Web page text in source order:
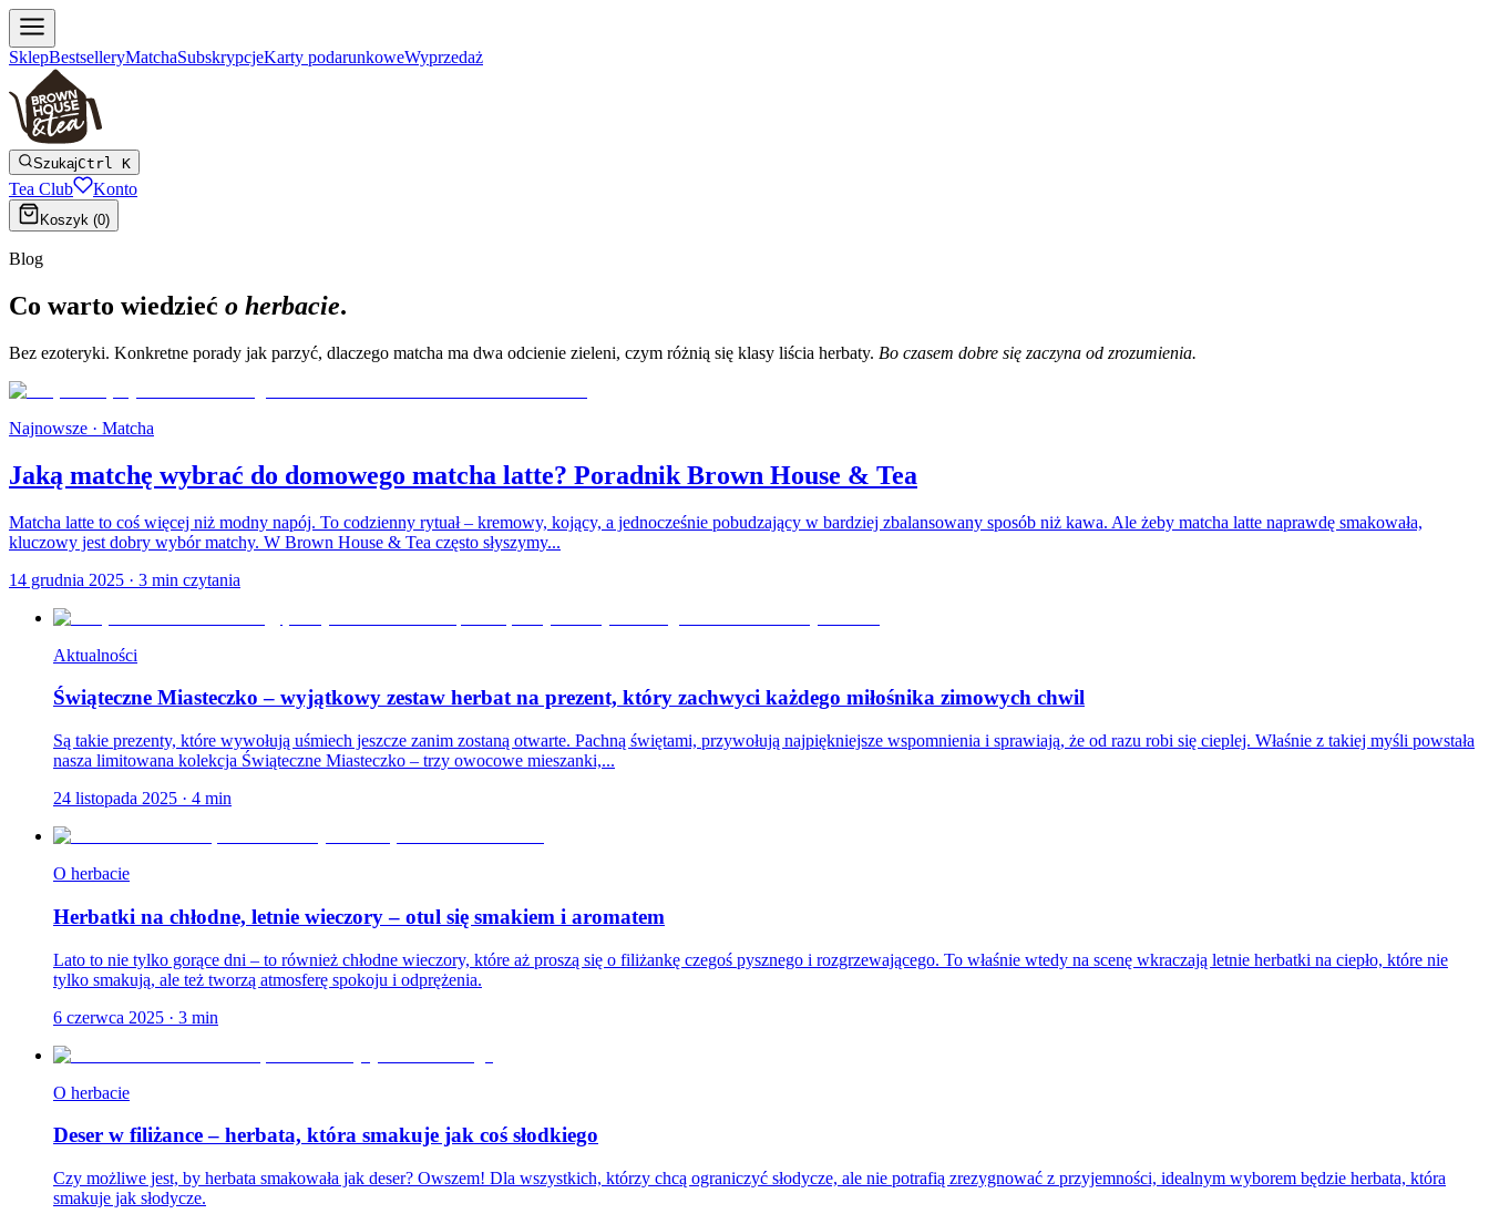
SklepBestselleryMatchaSubskrypcjeKarty podarunkoweWyprzedaż
SzukajCtrl K
Tea Club Konto
Koszyk (0)
Blog
Co warto wiedzieć o herbacie.
Bez ezoteryki. Konkretne porady jak parzyć, dlaczego matcha ma dwa odcienie zieleni, czym różnią się klasy liścia herbaty. Bo czasem dobre się zaczyna od zrozumienia.
Najnowsze · Matcha
Jaką matchę wybrać do domowego matcha latte? Poradnik Brown House & Tea
Matcha latte to coś więcej niż modny napój. To codzienny rytuał – kremowy, kojący, a jednocześnie pobudzający w bardziej zbalansowany sposób niż kawa. Ale żeby matcha latte naprawdę smakowała,
kluczowy jest dobry wybór matchy. W Brown House & Tea często słyszymy...
14 grudnia 2025 · 3 min czytania
Aktualności
Świąteczne Miasteczko – wyjątkowy zestaw herbat na prezent, który zachwyci każdego miłośnika zimowych chwil
Są takie prezenty, które wywołują uśmiech jeszcze zanim zostaną otwarte. Pachną świętami, przywołują najpiękniejsze wspomnienia i sprawiają, że od razu robi się cieplej. Właśnie z takiej myśli powstała
nasza limitowana kolekcja Świąteczne Miasteczko – trzy owocowe mieszanki,...
24 listopada 2025 · 4 min
O herbacie
Herbatki na chłodne, letnie wieczory – otul się smakiem i aromatem
Lato to nie tylko gorące dni – to również chłodne wieczory, które aż proszą się o filiżankę czegoś pysznego i rozgrzewającego. To właśnie wtedy na scenę wkraczają letnie herbatki na ciepło, które nie
tylko smakują, ale też tworzą atmosferę spokoju i odprężenia.
6 czerwca 2025 · 3 min
O herbacie
Deser w filiżance – herbata, która smakuje jak coś słodkiego
Czy możliwe jest, by herbata smakowała jak deser? Owszem! Dla wszystkich, którzy chcą ograniczyć słodycze, ale nie potrafią zrezygnować z przyjemności, idealnym wyborem będzie herbata, która
smakuje jak słodycze.